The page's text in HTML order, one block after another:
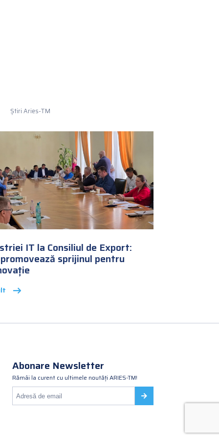
Știri Aries-TM
IT la Consiliul de Export:
sprijinul pentru
Abonare Newsletter
Rămâi la curent cu ultimele noutăți ARIES-TM!